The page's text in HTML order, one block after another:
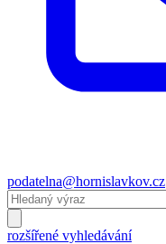
podatelna@hornislavkov.cz
rozšířené vyhledávání